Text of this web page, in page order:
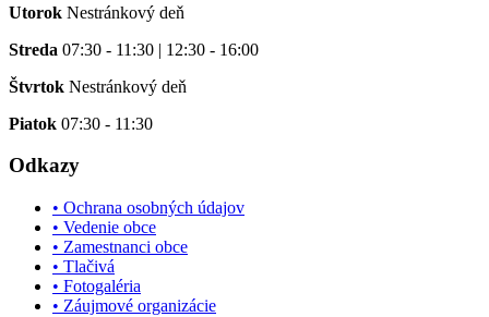
Utorok Nestránkový deň
Streda 07:30 - 11:30 | 12:30 - 16:00
Štvrtok Nestránkový deň
Piatok 07:30 - 11:30
Odkazy
• Ochrana osobných údajov
• Vedenie obce
• Zamestnanci obce
• Tlačivá
• Fotogaléria
• Záujmové organizácie